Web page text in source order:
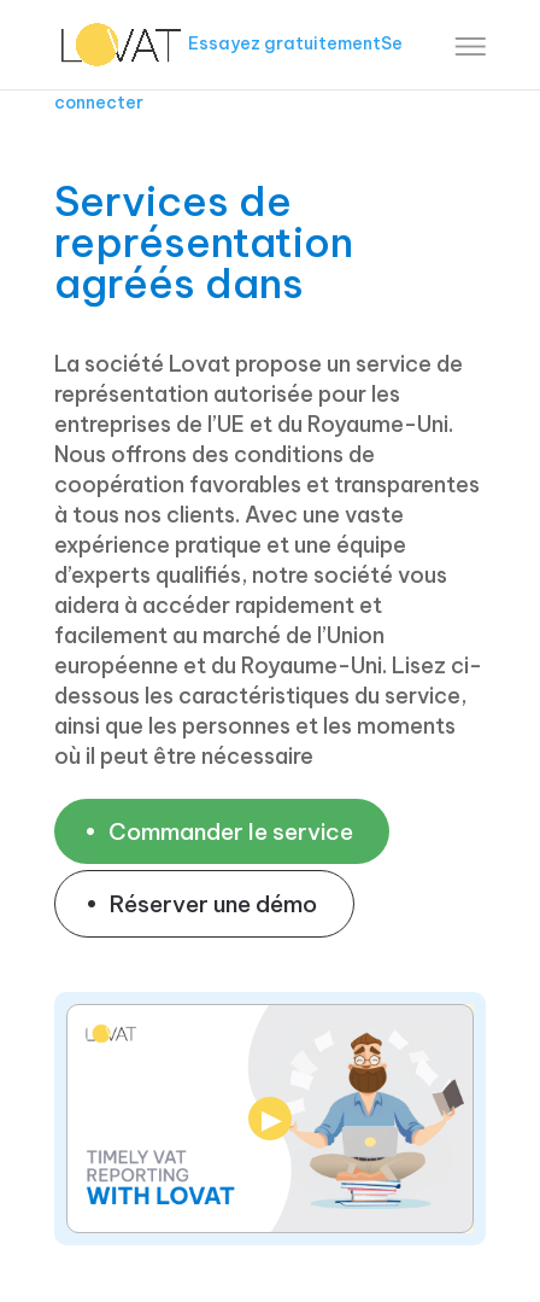
Essayez gratuitementSe
connecter
Services de
représentation
agréés dans
La société Lovat propose un service de
représentation autorisée pour les
entreprises de l’UE et du Royaume-Uni.
Nous offrons des conditions de
coopération favorables et transparentes
à tous nos clients. Avec une vaste
expérience pratique et une équipe
d’experts qualifiés, notre société vous
aidera à accéder rapidement et
facilement au marché de l’Union
européenne et du Royaume-Uni. Lisez ci-
dessous les caractéristiques du service,
ainsi que les personnes et les moments
où il peut être nécessaire
Commander le service
Réserver une démo
▶